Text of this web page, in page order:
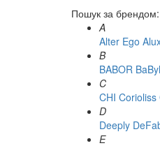
Пошук за брендом:
A
Alter Ego
B
BABOR
C
CHI Corioliss
D
Deeply
E